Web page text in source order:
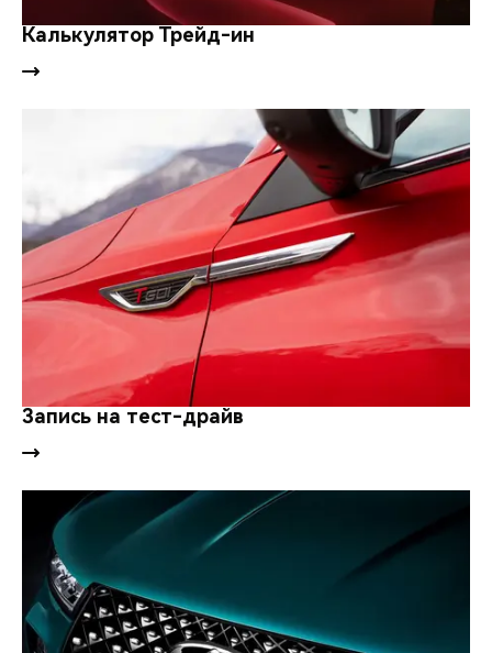
CHERY ДЛЯ ДЕТЕЙ
Калькулятор Трейд-ин
Запись на тест-драйв